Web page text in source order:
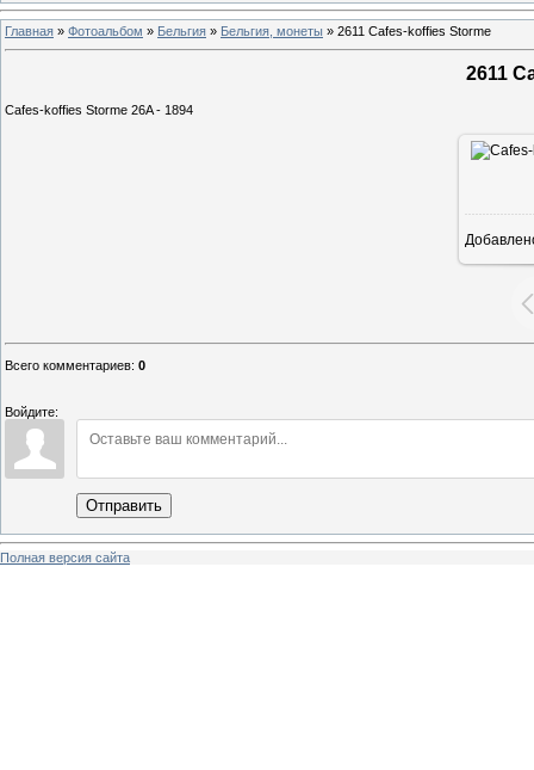
Главная » Фотоальбом » Бельгия » Бельгия, монеты » 2611 Cafes-koffies Storme
2611
Cafes-koffies Storme 26A - 1894
Всего комментариев: 0
Войдите:
Отправить
Полная версия сайта